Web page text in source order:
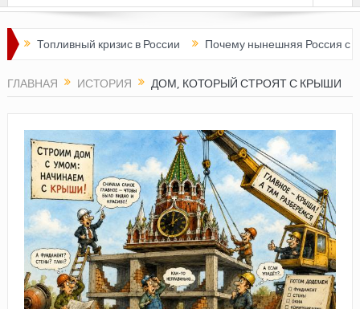
кризис в России Почему нынешняя Россия стала
ГЛАВНАЯ ИСТОРИЯ ДОМ, КОТОРЫЙ СТРОЯТ С КРЫШИ